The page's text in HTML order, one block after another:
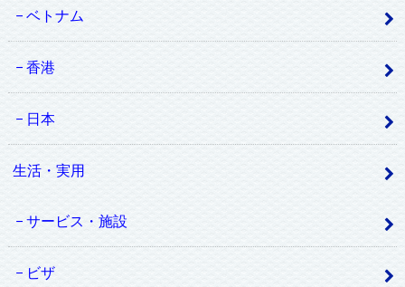
ベトナム
香港
日本
生活・実用
サービス・施設
ビザ